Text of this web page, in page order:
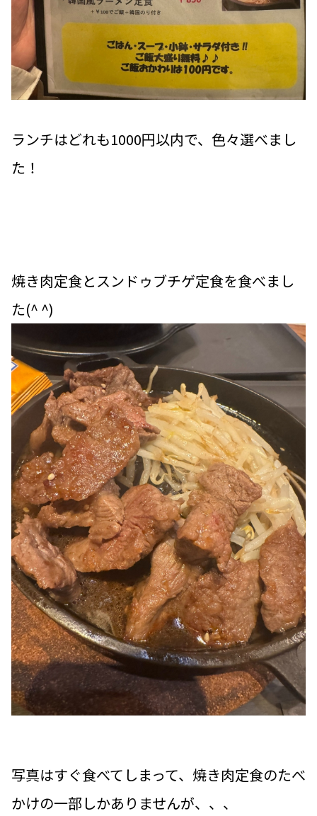
ランチはどれも1000円以内で、色々選べまし
た！
焼き肉定食とスンドゥブチゲ定食を食べまし
た(^ ^)
写真はすぐ食べてしまって、焼き肉定食のたべ
かけの一部しかありませんが、、、